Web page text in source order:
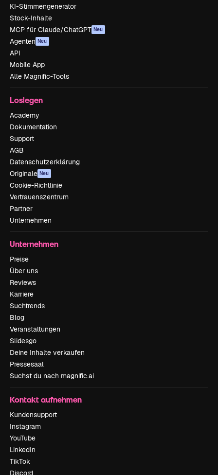
KI-Stimmengenerator
Stock-Inhalte
MCP für Claude/ChatGPT Neu
Agenten Neu
API
Mobile App
Alle Magnific-Tools
Loslegen
Academy
Dokumentation
Support
AGB
Datenschutzerklärung
Originale Neu
Cookie-Richtlinie
Vertrauenszentrum
Partner
Unternehmen
Unternehmen
Preise
Über uns
Reviews
Karriere
Suchtrends
Blog
Veranstaltungen
Slidesgo
Deine Inhalte verkaufen
Pressesaal
Suchst du nach magnific.ai
Kontakt aufnehmen
Kundensupport
Instagram
YouTube
LinkedIn
TikTok
Discord